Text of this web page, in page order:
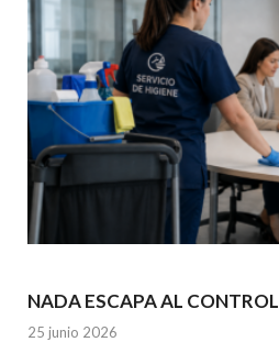
NADA ESCAPA AL CONTROL
25 junio 2026